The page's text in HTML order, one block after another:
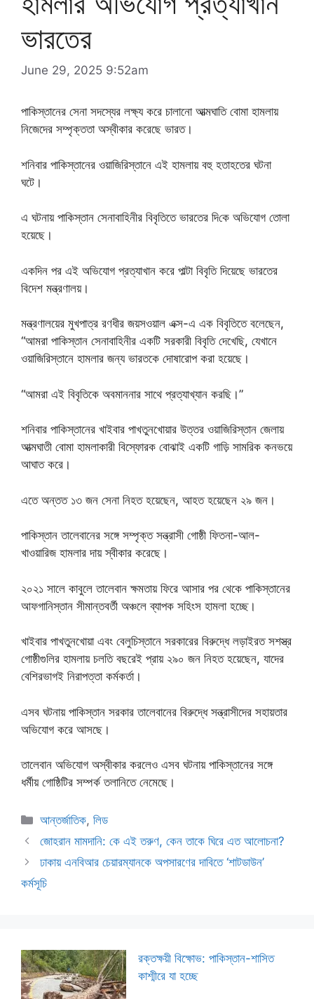
ভারতের
June 29, 2025 9:52am
পাকিস্তানের সেনা সদস্যের লক্ষ্য করে চালানো আত্মঘাতি বোমা হামলায়
নিজেদের সম্পৃক্ততা অস্বীকার করেছে ভারত।
শনিবার পাকিস্তানের ওয়াজিরিস্তানে এই হামলায় বহু হতাহতের ঘটনা
ঘটে।
এ ঘটনায় পাকিস্তান সেনাবাহিনীর বিবৃতিতে ভারতের দিকে অভিযোগ তোলা
হয়েছে।
একদিন পর এই অভিযোগ প্রত্যাখান করে পাল্টা বিবৃতি দিয়েছে ভারতের
বিদেশ মন্ত্রণালয়।
মন্ত্রণালয়ের মুখপাত্র রণধীর জয়সওয়াল এক্স-এ এক বিবৃতিতে বলেছেন,
“আমরা পাকিস্তান সেনাবাহিনীর একটি সরকারী বিবৃতি দেখেছি, যেখানে
ওয়াজিরিস্তানে হামলার জন্য ভারতকে দোষারোপ করা হয়েছে।
“আমরা এই বিবৃতিকে অবমাননার সাথে প্রত্যাখ্যান করছি।”
শনিবার পাকিস্তানের খাইবার পাখতুনখোয়ার উত্তর ওয়াজিরিস্তান জেলায়
আত্মঘাতী বোমা হামলাকারী বিস্ফোরক বোঝাই একটি গাড়ি সামরিক কনভয়ে
আঘাত করে।
এতে অন্তত ১৩ জন সেনা নিহত হয়েছেন, আহত হয়েছেন ২৯ জন।
পাকিস্তান তালেবানের সঙ্গে সম্পৃক্ত সন্ত্রাসী গোষ্ঠী ফিতনা-আল-
খাওয়ারিজ হামলার দায় স্বীকার করেছে।
২০২১ সালে কাবুলে তালেবান ক্ষমতায় ফিরে আসার পর থেকে পাকিস্তানের
আফগানিস্তান সীমান্তবর্তী অঞ্চলে ব্যাপক সহিংস হামলা হচ্ছে।
খাইবার পাখতুনখোয়া এবং বেলুচিস্তানে সরকারের বিরুদ্ধে লড়াইরত সশস্ত্র
গোষ্ঠীগুলির হামলায় চলতি বছরেই প্রায় ২৯০ জন নিহত হয়েছেন, যাদের
বেশিরভাগই নিরাপত্তা কর্মকর্তা।
এসব ঘটনায় পাকিস্তান সরকার তালেবানের বিরুদ্ধে সন্ত্রাসীদের সহায়তার
অভিযোগ করে আসছে।
তালেবান অভিযোগ অস্বীকার করলেও এসব ঘটনায় পাকিস্তানের সঙ্গে
ধর্মীয় গোষ্ঠিটির সম্পর্ক তলানিতে নেমেছে।
Categories
আন্তর্জাতিক,লিড
জোহরান মামদানি: কে এই তরুণ, কেন তাকে ঘিরে এত আলোচনা?
ঢাকায় এনবিআর চেয়ারম্যানকে অপসারণের দাবিতে ‘শাটডাউন’
কর্মসূচি
রক্তক্ষয়ী বিক্ষোভ: পাকিস্তান-শাসিত
কাশ্মীরে যা হচ্ছে